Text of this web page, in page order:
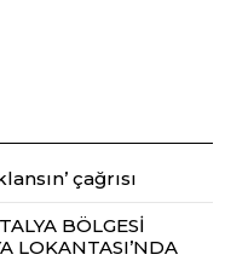
çağrısı
BÖLGESİ
LOKANTASI’NDA